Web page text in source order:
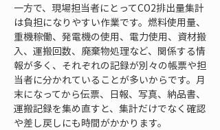
一方で、現場担当者にとってCO2排出量集計
は負担になりやすい作業です。燃料使用量、
重機稼働、発電機の使用、電力使用、資材搬
入、運搬回数、廃棄物処理など、関係する情
報が多く、それぞれの記録が別々の帳票や担
当者に分かれていることが多いからです。月
末になってから伝票、日報、写真、納品書、
運搬記録を集め直すと、集計だけでなく確認
や差し戻しにも時間がかかります。